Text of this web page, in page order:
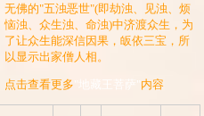
无佛的"五浊恶世"(即劫浊、见浊、烦
恼浊、众生浊、命浊)中济渡众生，为
了让众生能深信因果，皈依三宝，所
以显示出家僧人相。
点击查看更多"地藏王菩萨" 内容